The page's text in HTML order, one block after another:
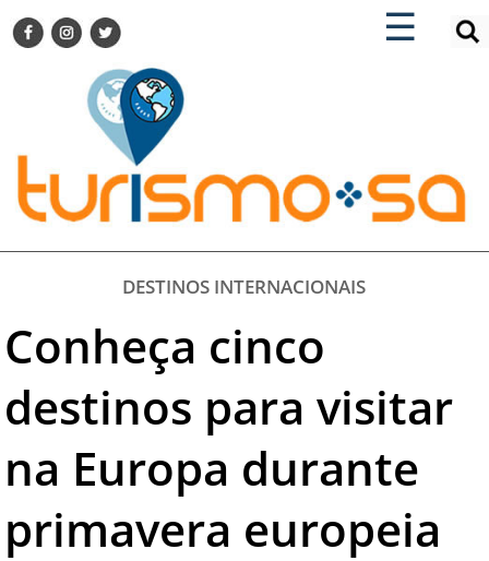
☰
×
TURISMO SA FOR BUSINESS
DESTINOS NACIONAIS
DESTINOS INTERNACIONAIS
CITY BREAK
TURISMO E MERCADO
EVENTOS
HOTELARIA
DICAS
VITRINE
TURISMO SA TV
TESTADO E APROVADO
×
ENCONTRE SUA NOTÍCIA
DESTINOS INTERNACIONAIS
Conheça cinco
destinos para visitar
na Europa durante
primavera europeia